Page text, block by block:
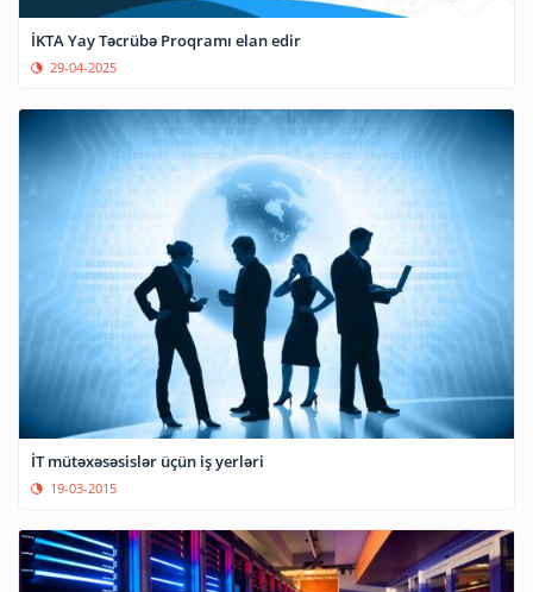
İKTA Yay Təcrübə Proqramı elan edir
29-04-2025
İT mütəxəsəsislər üçün iş yerləri
19-03-2015